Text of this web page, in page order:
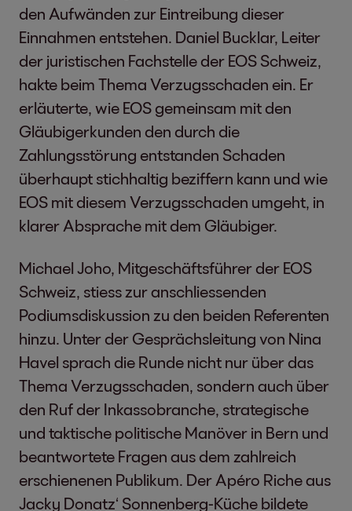
den Aufwänden zur Eintreibung dieser
Einnahmen entstehen. Daniel Bucklar, Leiter
der juristischen Fachstelle der EOS Schweiz,
hakte beim Thema Verzugsschaden ein. Er
erläuterte, wie EOS gemeinsam mit den
Gläubigerkunden den durch die
Zahlungsstörung entstanden Schaden
überhaupt stichhaltig beziffern kann und wie
EOS mit diesem Verzugsschaden umgeht, in
klarer Absprache mit dem Gläubiger.
Michael Joho, Mitgeschäftsführer der EOS
Schweiz, stiess zur anschliessenden
Podiumsdiskussion zu den beiden Referenten
hinzu. Unter der Gesprächsleitung von Nina
Havel sprach die Runde nicht nur über das
Thema Verzugsschaden, sondern auch über
den Ruf der Inkassobranche, strategische
und taktische politische Manöver in Bern und
beantwortete Fragen aus dem zahlreich
erschienenen Publikum. Der Apéro Riche aus
Jacky Donatz‘ Sonnenberg-Küche bildete